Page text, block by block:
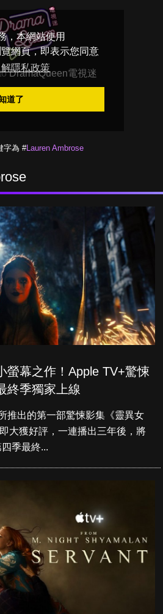
，本網站使用
網頁，即表示您同意
解隱私政策
道了
DramaQueen電視迷
字為 #Lauren Ambrose
螢幕之作！Apple TV+驚悚
終季獨家上線
推出的第一部驚悚影集《靈異女
大獲好評，一連播出三年後，將
季最終...